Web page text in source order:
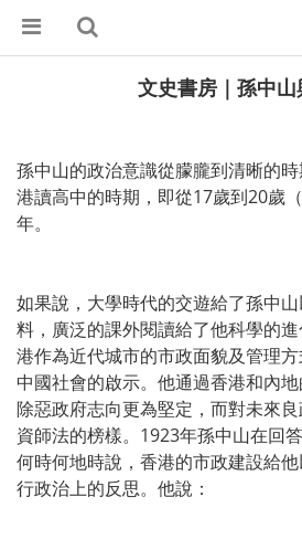
文史書房｜孫中
孫中山的政治意識從朦朧到清晰的
港讀高中的時期，即從17歲到20歲
年。
如果說，大學時代的交遊給了孫中
料，廣泛的課外閱讀給了他科學的
港作為近代城市的市政面貌及管理
中國社會的啟示。他通過香港和內
除惡政府志向更為堅定，而對未來
資師法的榜樣。1923年孫中山在回
何時何地時說，香港的市政建設給
行政治上的反思。他說：